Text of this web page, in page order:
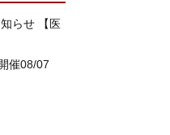
らせ 【医
催08/07